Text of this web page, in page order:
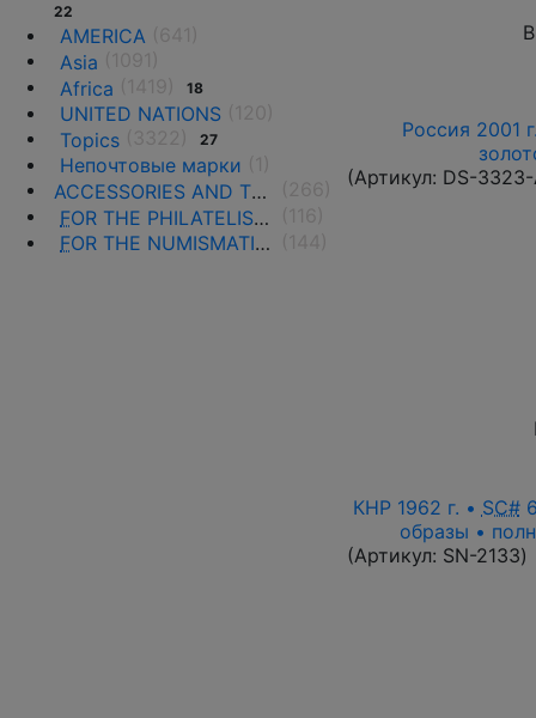
22
AMERICA
Asia
Africa
18
UNITED NATIONS
Topics
27
Непочтовые марки
ACCESSORIES AND THE LITERATURE
FOR THE PHILATELISTS
FOR THE NUMISMATISTS
Россия 2001
(Артикул: DS-
КНР 1962 г. • SC#
образы •
(Артикул: SN-2133)